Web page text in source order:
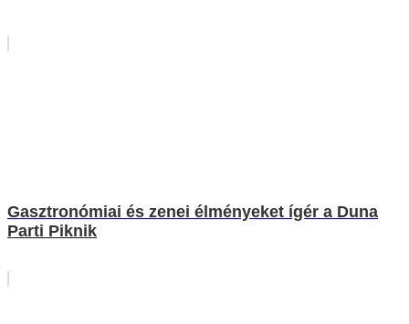
Gasztronómiai és zenei élményeket ígér a Duna
Parti Piknik